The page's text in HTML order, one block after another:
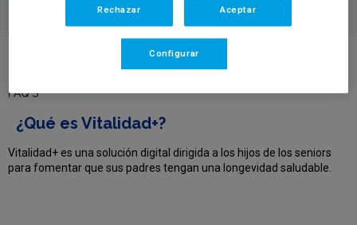
¿Qué es Vitalidad+?
FAQ'S
¿Qué es Vitalidad+?
Vitalidad+ es una solución digital dirigida a los hijos de los seniors
para fomentar que sus padres tengan una longevidad saludable.
Rechazar Aceptar
Configurar